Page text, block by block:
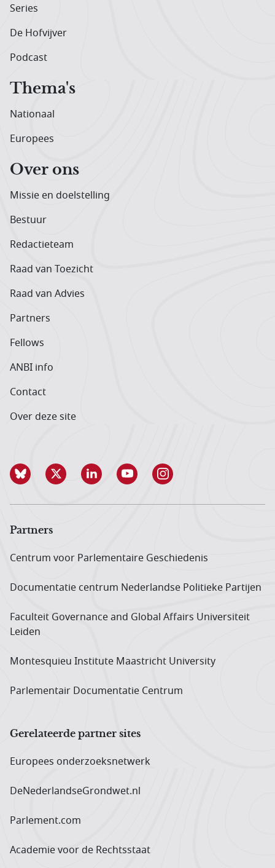
Series
De Hofvijver
Podcast
Thema's
Nationaal
Europees
Over ons
Missie en doelstelling
Bestuur
Redactieteam
Raad van Toezicht
Raad van Advies
Partners
Fellows
ANBI info
Contact
Over deze site
Partners
Centrum voor Parlementaire Geschiedenis
Documentatie centrum Neder­landse Politieke Partijen
Faculteit Governance and Global Affairs Universiteit
Leiden
Montesquieu Institute Maastricht University
Parlementair Documentatie Centrum
Gerelateerde partner sites
Europees onderzoeks­netwerk
DeNederlandseGrondwet.nl
Parlement.com
Academie voor de Rechtsstaat